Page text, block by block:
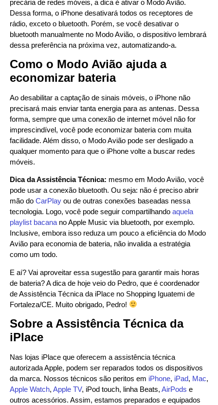
precária de redes móveis, a dica é ativar o Modo Avião.
Dessa forma, o iPhone desativará todos os receptores de
rádio, exceto o bluetooth. Porém, se você desativar o
bluetooth manualmente no Modo Avião, o dispositivo lembrará
dessa preferência na próxima vez, automatizando-a.
Como o Modo Avião ajuda a
economizar bateria
Ao desabilitar a captação de sinais móveis, o iPhone não
precisará mais enviar tanta energia para as antenas. Dessa
forma, sempre que uma conexão de internet móvel não for
imprescindível, você pode economizar bateria com muita
facilidade. Além disso, o Modo Avião pode ser desligado a
qualquer momento para que o iPhone volte a buscar redes
móveis.
Dica da Assistência Técnica: mesmo em Modo Avião, você
pode usar a conexão bluetooth. Ou seja: não é preciso abrir
mão do CarPlay ou de outras conexões baseadas nessa
tecnologia. Logo, você pode seguir compartilhando aquela
playlist bacanano Apple Music via bluetooth, por exemplo.
Inclusive, embora isso reduza um pouco a eficiência do Modo
Avião para economia de bateria, não invalida a estratégia
como um todo.
E aí? Vai aproveitar essa sugestão para garantir mais horas
de bateria? A dica de hoje veio do Pedro, que é coordenador
de Assistência Técnica da iPlace no Shopping Iguatemi de
Fortaleza/CE. Muito obrigado, Pedro!
Sobre a Assistência Técnica da
iPlace
Nas lojas iPlace que oferecem a assistência técnica
autorizada Apple, podem ser reparados todos os dispositivos
da marca. Nossos técnicos são peritos em iPhone, iPad, Mac,
Apple Watch, Apple TV, iPod touch, linha Beats, AirPods e
outros acessórios. Assim, estamos preparados e equipados